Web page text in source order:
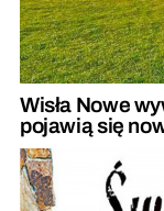
Wisła Nowe
pojawią się